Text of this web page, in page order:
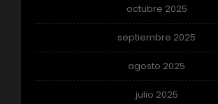
octubre 2025
septiembre 2025
agosto 2025
julio 2025